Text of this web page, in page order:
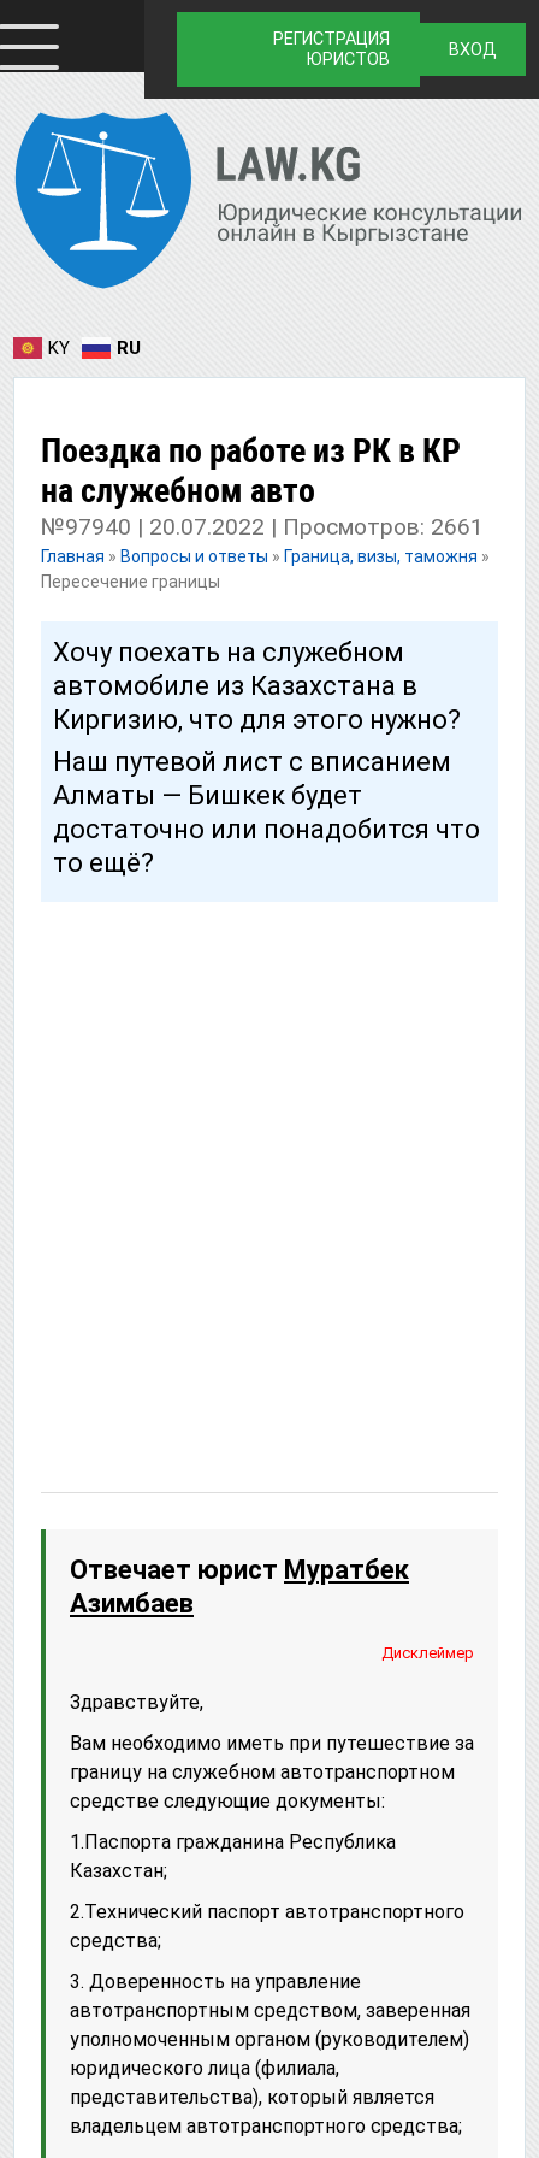
РЕГИСТРАЦИЯ
ЮРИСТОВ
ВХОД
KY RU
Поездка по работе из РК в КР
на служебном авто
№97940 | 20.07.2022 | Просмотров: 2661
Главная » Вопросы и ответы » Граница, визы, таможня »
Пересечение границы
Хочу поехать на служебном
автомобиле из Казахстана в
Киргизию, что для этого нужно?
Наш путевой лист с вписанием
Алматы — Бишкек будет
достаточно или понадобится что
то ещё?
Отвечает юрист Муратбек
Азимбаев
Дисклеймер
Здравствуйте,
Вам необходимо иметь при путешествие за
границу на служебном автотранспортном
средстве следующие документы:
1.Паспорта гражданина Республика
Казахстан;
2.Технический паспорт автотранспортного
средства;
3. Доверенность на управление
автотранспортным средством, заверенная
уполномоченным органом (руководителем)
юридического лица (филиала,
представительства), который является
владельцем автотранспортного средства;